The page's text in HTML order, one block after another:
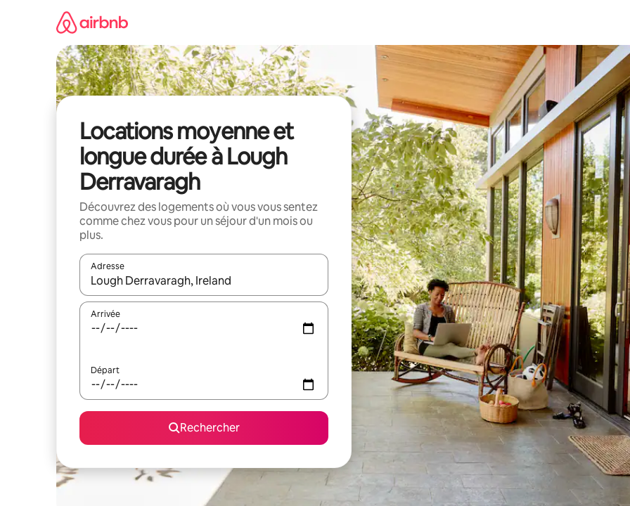
Locations moyenne et
longue durée à Lough
Derravaragh
Découvrez des logements où vous vous sentez
comme chez vous pour un séjour d'un mois ou
plus.
Adresse
Lorsque les résultats s'affichent, utilisez les flèches vers le haut et vers le bas pour les parcourir ou en appuyant et en
Arrivée
Départ
Rechercher